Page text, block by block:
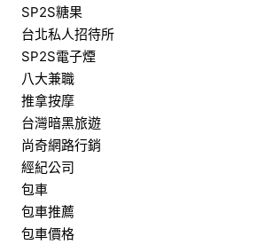
SP2S糖果
台北私人招待所
SP2S電子煙
八大兼職
推拿按摩
台灣暗黑旅遊
尚奇網路行銷
經紀公司
包車
包車推薦
包車價格